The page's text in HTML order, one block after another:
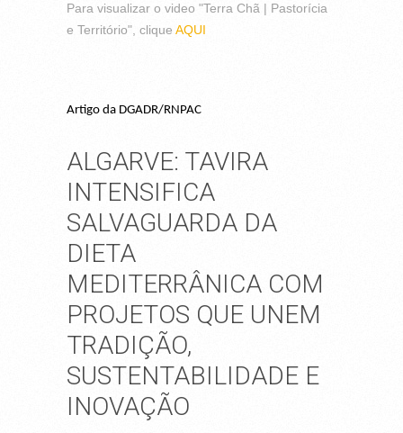
Para visualizar o video "Terra Chã | Pastorícia
e Território", clique AQUI
Artigo da DGADR/RNPAC
ALGARVE: TAVIRA
INTENSIFICA
SALVAGUARDA DA
DIETA
MEDITERRÂNICA COM
PROJETOS QUE UNEM
TRADIÇÃO,
SUSTENTABILIDADE E
INOVAÇÃO